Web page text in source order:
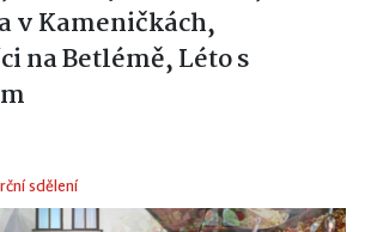
v Kameničkách,
na Betlémě, Léto s
sdělení